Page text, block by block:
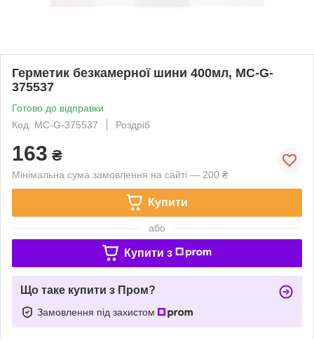
Герметик безкамерної шини 400мл, MC-G-
375537
Готово до відправки
Код: MC-G-375537
Роздріб
163 ₴
Мінімальна сума замовлення на сайті — 200 ₴
Купити
або
Купити з
Що таке купити з Пром?
Замовлення під захистом